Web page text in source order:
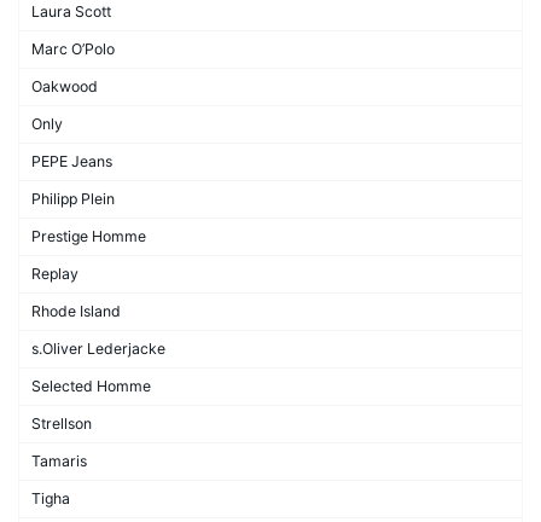
Laura Scott
Marc O’Polo
Oakwood
Only
PEPE Jeans
Philipp Plein
Prestige Homme
Replay
Rhode Island
s.Oliver Lederjacke
Selected Homme
Strellson
Tamaris
Tigha